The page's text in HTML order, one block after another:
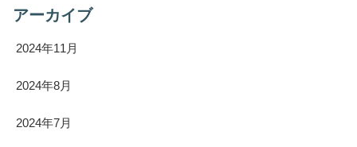
アーカイブ
2024年11月
2024年8月
2024年7月